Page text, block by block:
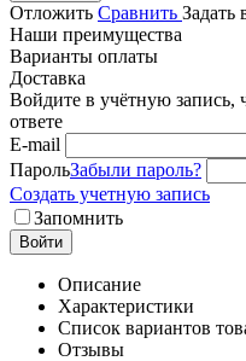
Отложить Сравнить Задать
Наши преимущества
Варианты оплаты
Доставка
Войдите в учётную
ответе
E-mail
ПарольЗабыли пароль?
Создать учетную запись
Запомнить
Войти
Описание
Характеристики
Список вариантов
Отзывы